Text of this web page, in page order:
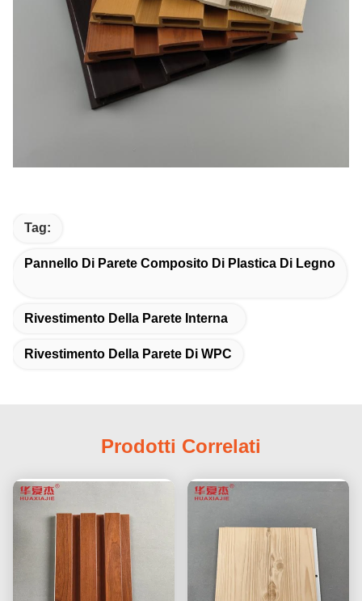
Tag:
Pannello Di Parete Composito Di Plastica Di Legno
Rivestimento Della Parete Interna
Rivestimento Della Parete Di WPC
Prodotti Correlati